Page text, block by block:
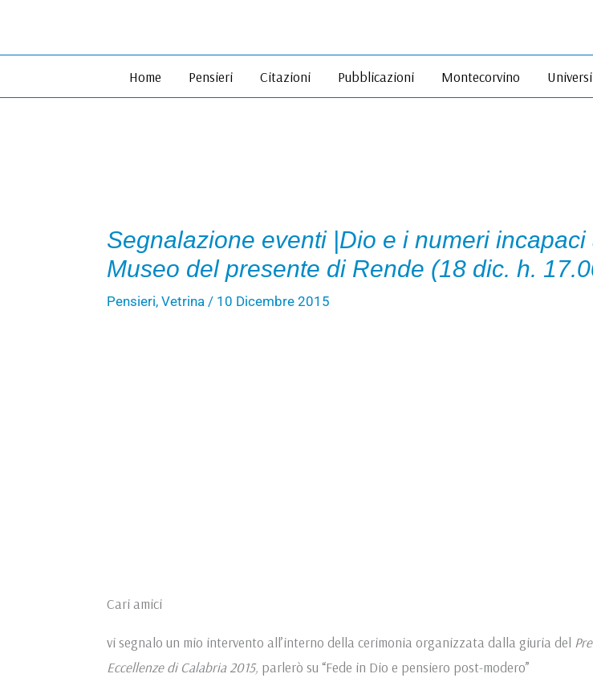
Home Pensieri Citazioni Pubblicazioni Montecorvino
Segnalazione eventi |Dio e i numeri incapaci
Museo del presente di Rende (18 dic. h.
Pensieri,Vetrina / 10 Dicembre 2015
Cari amici
vi segnalo un mio intervento all’interno della cerimonia organizzata dalla giuria del
Eccellenze di Calabria 2015, parlerò su “Fede in Dio e pensiero post-modero”